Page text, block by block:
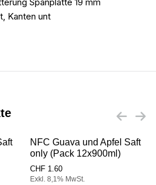
Kanten unt
NFC Guava und Apfel Saft
only (Pack 12x900ml)
CHF 1.60
Exkl. 8,1% MwSt.